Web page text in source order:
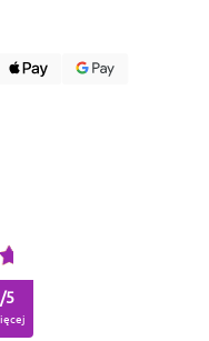
/5
więcej